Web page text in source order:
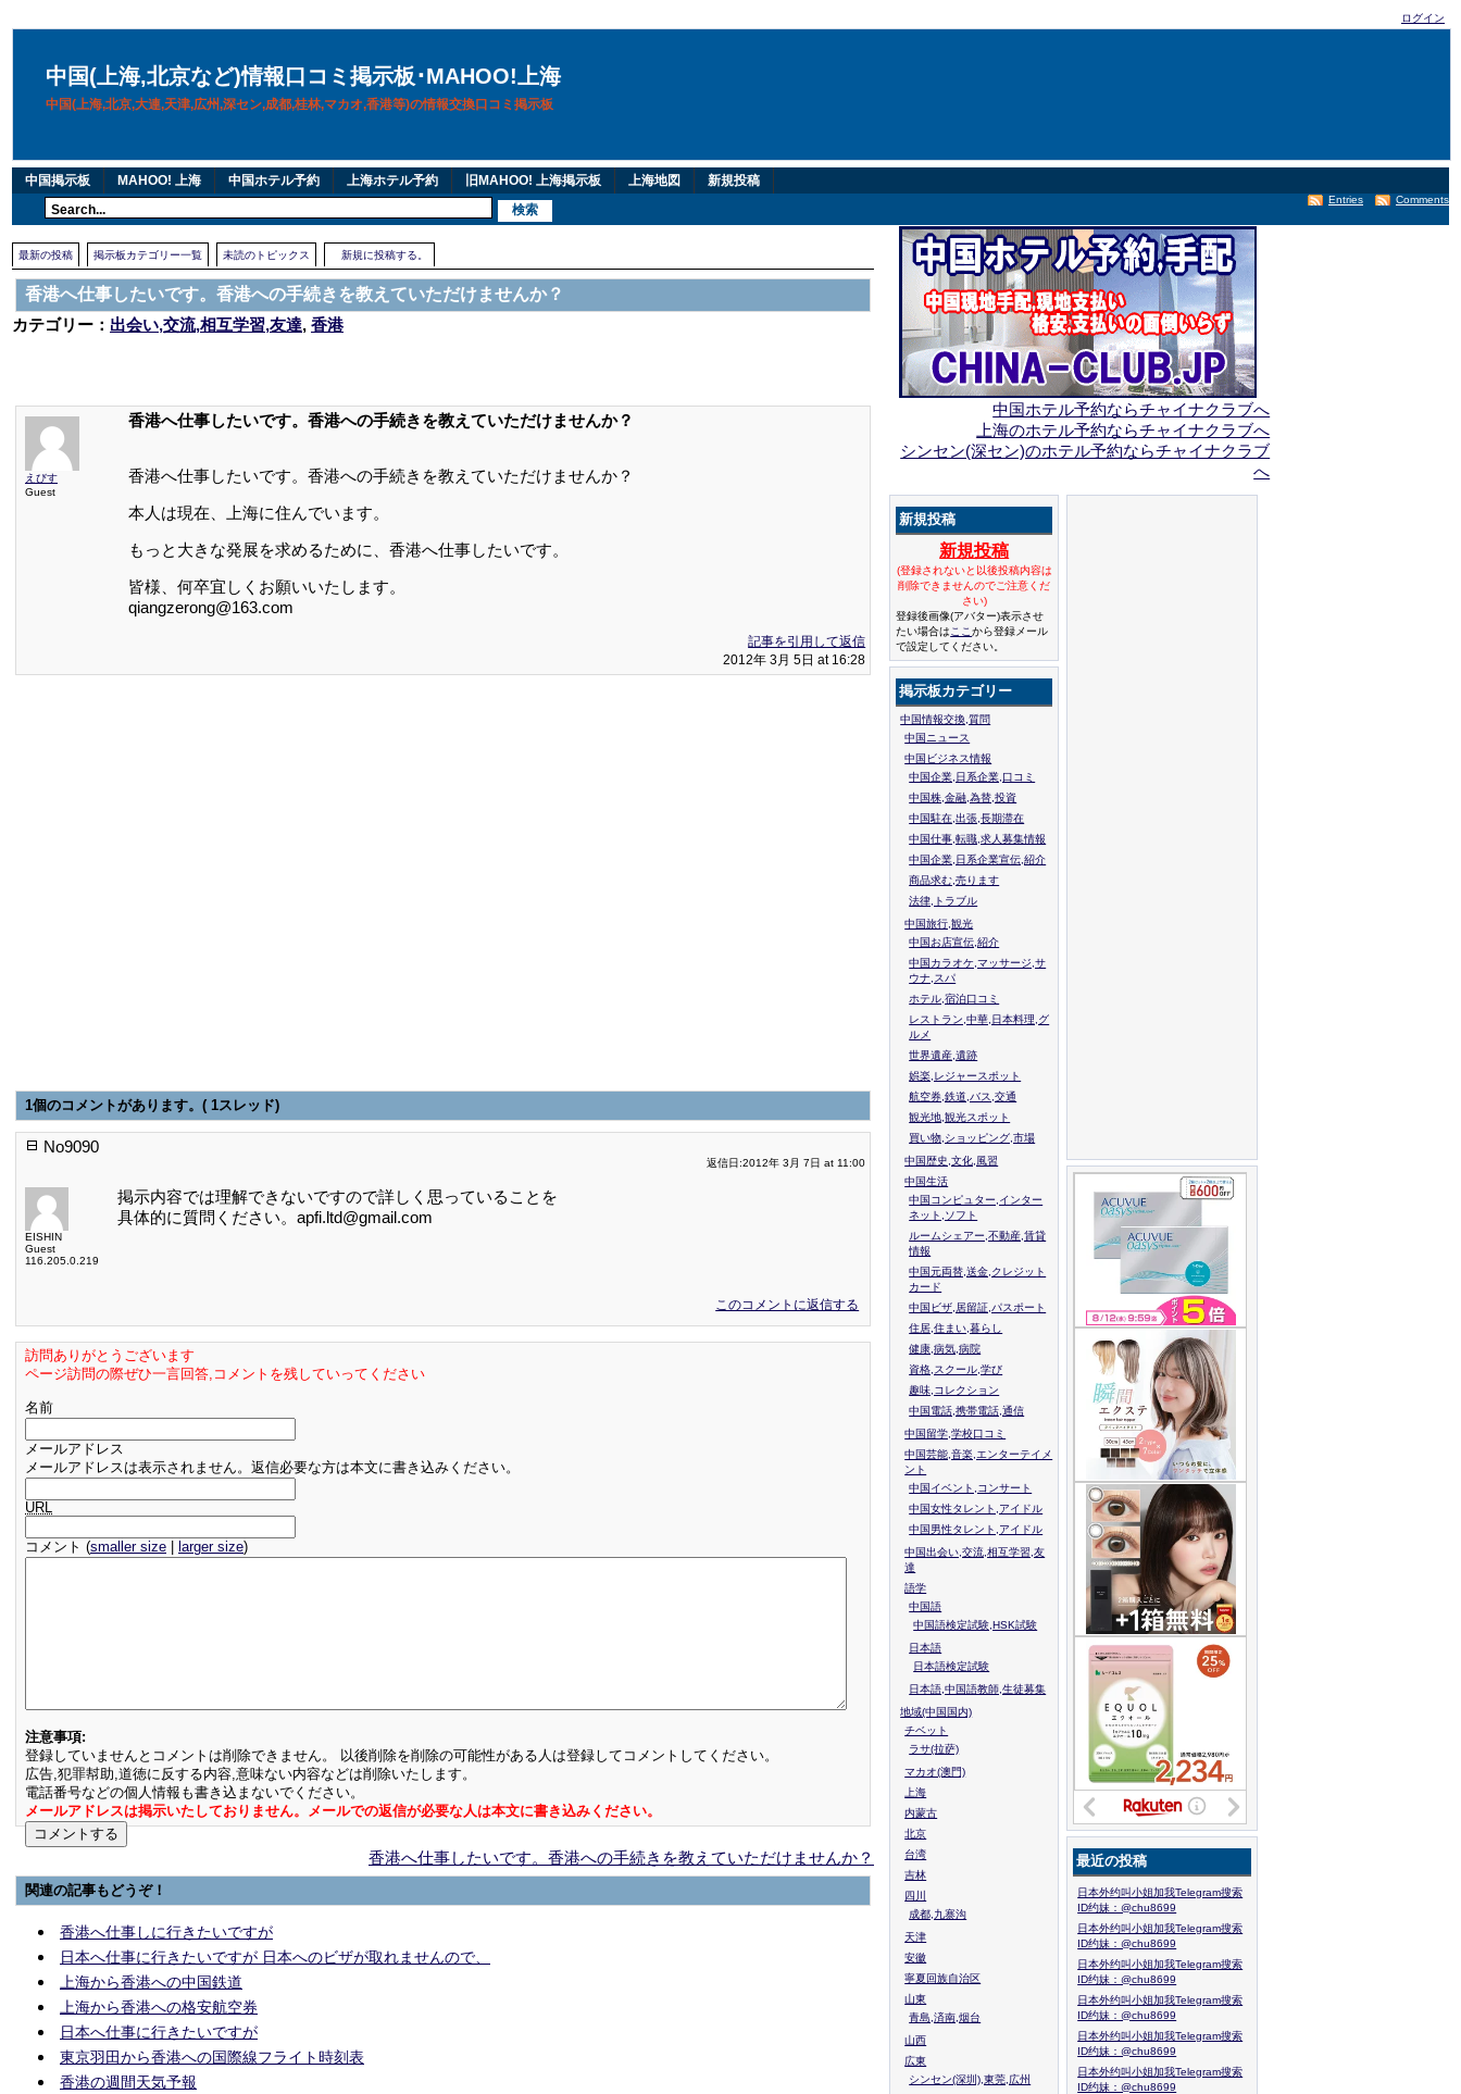
ログイン
中国(上海,北京など)情報口コミ掲示板･MAHOO!上海
中国(上海,北京,大連,天津,広州,深セン,成都,桂林,マカオ,香港等)の情報交換口コミ掲示板
中国掲示板 MAHOO! 上海 中国ホテル予約 上海ホテル予約 旧MAHOO! 上海掲示板 上海地図 新規投稿
Comments
Entries
最新の投稿 掲示板カテゴリー一覧 未読のトピックス 新規に投稿する。
香港へ仕事したいです。香港への手続きを教えていただけませんか？
カテゴリー： 出会い,交流,相互学習,友達, 香港
えびす
Guest
香港へ仕事したいです。香港への手続きを教えていただけませんか？
香港へ仕事したいです。香港への手続きを教えていただけませんか？
本人は現在、上海に住んでいます。
もっと大きな発展を求めるために、香港へ仕事したいです。
皆様、何卒宜しくお願いいたします。
qiangzerong@163.com
記事を引用して返信
2012年 3月 5日 at 16:28
1個のコメントがあります。( 1スレッド)
No9090
返信日:2012年 3月 7日 at 11:00
EISHIN
Guest
116.205.0.219
掲示内容では理解できないですので詳しく思っていることを
具体的に質問ください。apfi.ltd@gmail.com
このコメントに返信する
訪問ありがとうございます
ページ訪問の際ぜひ一言回答,コメントを残していってください
名前
メールアドレス
メールアドレスは表示されません。返信必要な方は本文に書き込みください。
URL
コメント (smaller size larger size)
注意事項:
登録していませんとコメントは削除できません。 以後削除を削除の可能性がある人は登録してコメントしてください。
広告,犯罪幇助,道徳に反する内容,意味ない内容などは削除いたします。
電話番号などの個人情報も書き込まないでください。
メールアドレスは掲示いたしておりません。メールでの返信が必要な人は本文に書き込みください。
香港へ仕事したいです。香港への手続きを教えていただけませんか？
関連の記事もどうぞ！
香港へ仕事しに行きたいですが
日本へ仕事に行きたいですが 日本へのビザが取れませんので、
上海から香港への中国鉄道
上海から香港への格安航空券
日本へ仕事に行きたいですが
東京羽田から香港への国際線フライト時刻表
香港の週間天気予報
中国ホテル予約ならチャイナクラブへ
上海のホテル予約ならチャイナクラブへ
シンセン(深セン)のホテル予約ならチャイナクラブ
へ
新規投稿
新規投稿
(登録されないと以後投稿内容は
削除できませんのでご注意くだ
さい)
登録後画像(アバター)表示させ
たい場合は ここから登録メール
で設定してください。
掲示板カテゴリー
中国情報交換,質問
中国ニュース
中国ビジネス情報
中国企業,日系企業,口コミ
中国株,金融,為替,投資
中国駐在,出張,長期滞在
中国仕事,転職,求人募集情報
中国企業,日系企業宣伝,紹介
商品求む,売ります
法律,トラブル
中国旅行,観光
中国お店宣伝,紹介
中国カラオケ,マッサージ,サ
ウナ,スパ
ホテル,宿泊口コミ
レストラン,中華,日本料理,グ
ルメ
世界遺産,遺跡
娯楽,レジャースポット
航空券,鉄道,バス,交通
観光地,観光スポット
買い物,ショッピング,市場
中国歴史,文化,風習
中国生活
中国コンピュター,インター
ネット,ソフト
ルームシェアー,不動産,賃貸
情報
中国元両替,送金,クレジット
カード
中国ビザ,居留証,パスポート
住居,住まい,暮らし
健康,病気,病院
資格,スクール,学び
趣味,コレクション
中国電話,携帯電話,通信
中国留学,学校口コミ
中国芸能,音楽,エンターテイメ
ント
中国イベント,コンサート
中国女性タレント,アイドル
中国男性タレント,アイドル
中国出会い,交流,相互学習,友
達
語学
中国語
中国語検定試験,HSK試験
日本語
日本語検定試験
日本語,中国語教師,生徒募集
地域(中国国内)
チベット
ラサ(拉萨)
マカオ(澳門)
上海
内蒙古
北京
台湾
吉林
四川
成都,九寨沟
天津
安徽
寧夏回族自治区
山東
青島,済南,烟台
山西
広東
シンセン(深圳),東莞,広州
最近の投稿
日本外约叫小姐加我Telegram搜索
ID约妹：@chu8699
日本外约叫小姐加我Telegram搜索
ID约妹：@chu8699
日本外约叫小姐加我Telegram搜索
ID约妹：@chu8699
日本外约叫小姐加我Telegram搜索
ID约妹：@chu8699
日本外约叫小姐加我Telegram搜索
ID约妹：@chu8699
日本外约叫小姐加我Telegram搜索
ID约妹：@chu8699